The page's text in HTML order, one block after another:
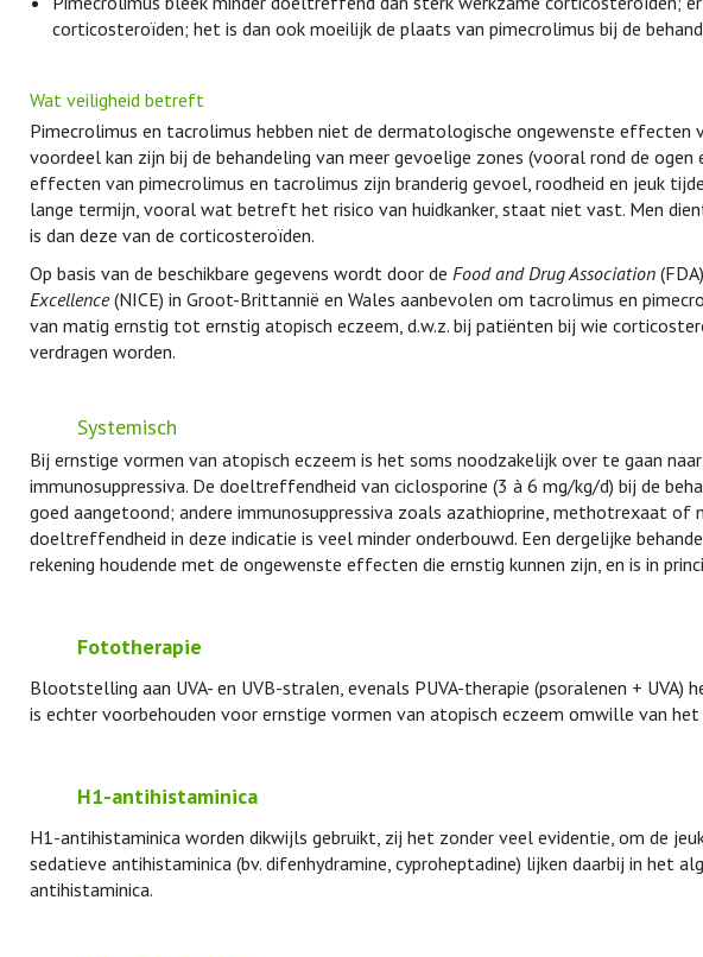
corticosteroïden; het is dan ook moeilijk de plaats van pimecrolimus bij de
Wat veiligheid betreft
Pimecrolimus en tacrolimus hebben niet de dermatologische ongewenste
voordeel kan zijn bij de behandeling van meer gevoelige zones (vooral rond de
effecten van pimecrolimus en tacrolimus zijn branderig gevoel, roodheid en jeuk
lange termijn, vooral wat betreft het risico van huidkanker, staat niet vast. Men
is dan deze van de corticosteroïden.
Op basis van de beschikbare gegevens wordt door de Food and Drug Association
Excellence(NICE) in Groot-Brittannië en Wales aanbevolen om tacrolimus en
van matig ernstig tot ernstig atopisch eczeem, d.w.z. bij patiënten bij wie
verdragen worden.
Systemisch
Bij ernstige vormen van atopisch eczeem is het soms noodzakelijk over te gaan
immunosuppressiva. De doeltreffendheid van ciclosporine (3 à 6 mg/kg/d) bij de
goed aangetoond; andere immunosuppressiva zoals azathioprine, methotrexaat
doeltreffendheid in deze indicatie is veel minder onderbouwd. Een dergelijke
rekening houdende met de ongewenste effecten die ernstig kunnen zijn, en is in
Fototherapie
Blootstelling aan UVA- en UVB-stralen, evenals PUVA-therapie (psoralenen +
is echter voorbehouden voor ernstige vormen van atopisch eczeem omwille van
H1-antihistaminica
H1-antihistaminica worden dikwijls gebruikt, zij het zonder veel evidentie, om de
sedatieve antihistaminica (bv. difenhydramine, cyproheptadine) lijken daarbij in het
antihistaminica.